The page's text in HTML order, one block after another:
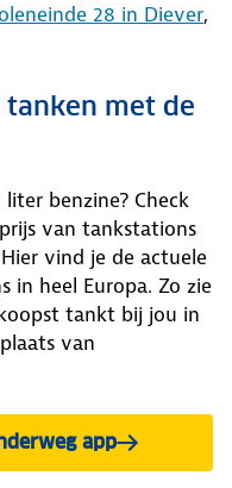
28 in Diever,
met de
benzine? Check
van tankstations
vind je de actuele
in heel Europa. Zo zie
tankt bij jou in
van
app